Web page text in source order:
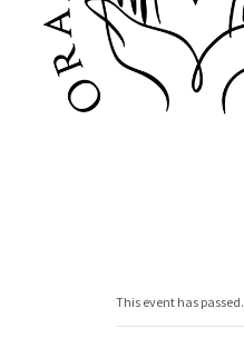
This event has passed.